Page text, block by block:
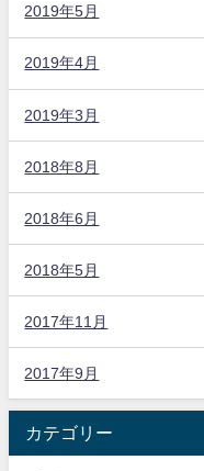
2019年5月
2019年4月
2019年3月
2018年8月
2018年6月
2018年5月
2017年11月
2017年9月
カテゴリー